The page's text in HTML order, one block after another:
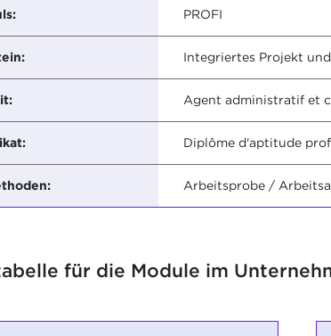
PROFI
Integriertes Projekt
Agent administratif et
Diplôme d'aptitude
Arbeitsprobe /
für die Module im